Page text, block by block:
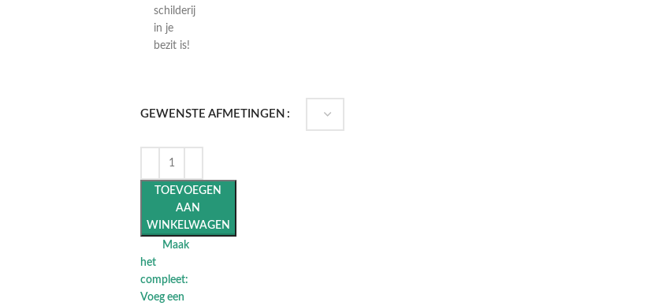
schilderij
in je
bezit is!
GEWENSTE AFMETINGEN
TOEVOEGEN
AAN
WINKELWAGEN
Maak
het
compleet:
Voeg een